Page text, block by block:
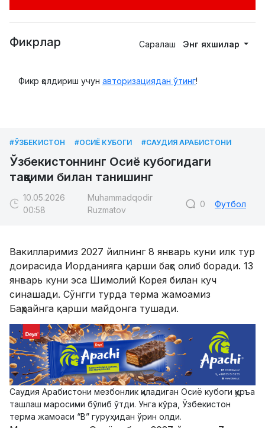
Фикрлар Саралаш Энг яхшилар
Фикр қолдириш учун авторизациядан ўтинг!
#ЎЗБЕКИСТОН #ОСИЁ КУБОГИ #САУДИЯ АРАБИСТОНИ
Ўзбекистоннинг Осиё кубогидаги
тақвими билан танишинг
10.05.2026
00:58
Muhammadqodir
Ruzmatov
0 Футбол
Вакилларимиз 2027 йилнинг 8 январь куни илк тур
доирасида Иорданияга қарши баҳс олиб боради. 13
январь куни эса Шимолий Корея билан куч
синашади. Сўнгги турда терма жамоамиз
Баҳрайнга қарши майдонга тушади.
Саудия Арабистони мезбонлик қиладиган Осиё кубоги қуръа
ташлаш маросими бўлиб ўтди. Унга кўра, Ўзбекистон
терма жамоаси “B” гуруҳидан ўрин олди.